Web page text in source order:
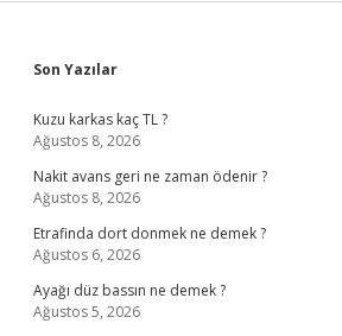
Sidebar
Son Yazılar
Kuzu karkas kaç TL ?
Ağustos 8, 2026
Nakit avans geri ne zaman ödenir ?
Ağustos 8, 2026
Etrafinda dort donmek ne demek ?
Ağustos 6, 2026
Ayağı düz bassın ne demek ?
Ağustos 5, 2026